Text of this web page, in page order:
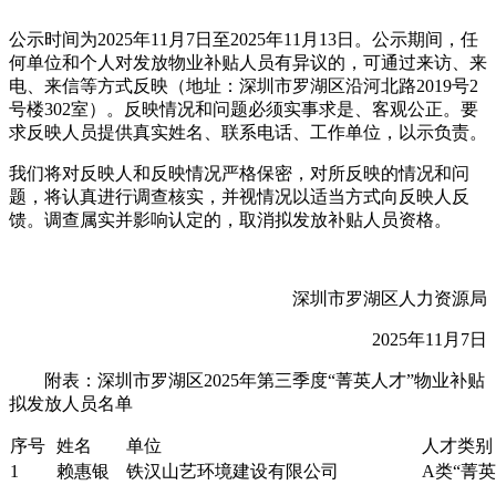
公示时间为2025年11月7日至2025年11月13日。公示期间，任
何单位和个人对发放物业补贴人员有异议的，可通过来访、来
电、来信等方式反映（地址：深圳市罗湖区沿河北路2019号2
号楼302室）。反映情况和问题必须实事求是、客观公正。要
求反映人员提供真实姓名、联系电话、工作单位，以示负责。
我们将对反映人和反映情况严格保密，对所反映的情况和问
题，将认真进行调查核实，并视情况以适当方式向反映人反
馈。调查属实并影响认定的，取消拟发放补贴人员资格。
深圳市罗湖区人力资源局
2025年11月7日
附表：深圳市罗湖区2025年第三季度“菁英人才”物业补贴
拟发放人员名单
序号 姓名 单位
人才类别
1
赖惠银 铁汉山艺环境建设有限公司
A类“菁